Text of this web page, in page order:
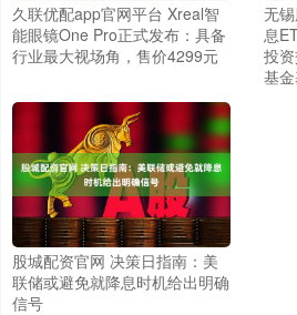
久联优配app官网平台 Xreal智
能眼镜One Pro正式发布：具备
行业最大视场角，售价4299元
无
息
投
基
股城配资官网 决策日指南：美
联储或避免就降息时机给出明确
信号